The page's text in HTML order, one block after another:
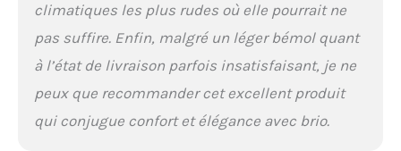
climatiques les plus rudes où elle pourrait ne
pas suffire. Enfin, malgré un léger bémol quant
à l’état de livraison parfois insatisfaisant, je ne
peux que recommander cet excellent produit
qui conjugue confort et élégance avec brio.